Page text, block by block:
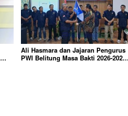
Ali Hasmara dan Jajaran Pengurus
PWI Belitung Masa Bakti 2026-2029